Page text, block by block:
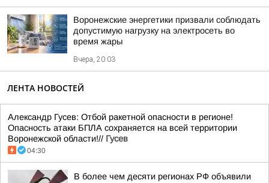
Воронежские энергетики призвали соблюдать
допустимую нагрузку на электросеть во
время жары
Вчера, 20:03
ЛЕНТА НОВОСТЕЙ
Александр Гусев: Отбой ракетной опасности в регионе!
Опасность атаки БПЛА сохраняется на всей территории
Воронежской области!// Гусев
04:30
В более чем десяти регионах РФ объявили